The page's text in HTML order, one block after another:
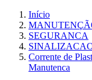
Início
SEGURANCA
Corrente de
Manutenca